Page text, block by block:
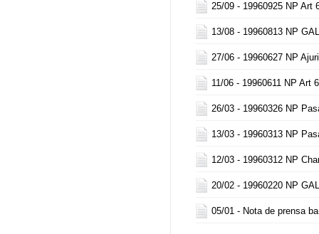
25/09 - 19960925 NP Art
13/08 - 19960813 NP GAL
27/06 - 19960627 NP
11/06 - 19960611 NP Art
26/03 - 19960326 NP
13/03 - 19960313 NP
12/03 - 19960312 NP
20/02 - 19960220 NP GAL
05/01 - Nota de prensa